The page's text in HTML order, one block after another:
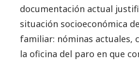
documentación actual
situación socioeconómica
familiar: nóminas actuales,
la oficina del paro en que